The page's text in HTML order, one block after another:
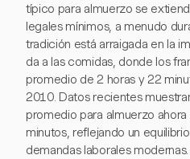
típico para almuerzo se
legales mínimos, a menudo
tradición está arraigada en la
da a las comidas, donde los
promedio de 2 horas y 22
2010. Datos recientes
promedio para almuerzo
minutos, reflejando un
demandas laborales modernas.